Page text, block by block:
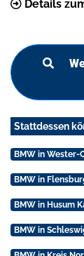
Details
Stattdessen
BMW in Wester-
BMW in
BMW in Husum
BMW in